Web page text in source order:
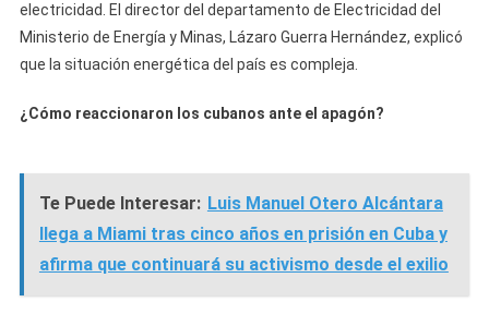
electricidad. El director del departamento de Electricidad del
Ministerio de Energía y Minas, Lázaro Guerra Hernández, explicó
que la situación energética del país es compleja.
¿Cómo reaccionaron los cubanos ante el apagón?
Te Puede Interesar: Luis Manuel Otero Alcántara
llega a Miami tras cinco años en prisión en Cuba y
afirma que continuará su activismo desde el exilio